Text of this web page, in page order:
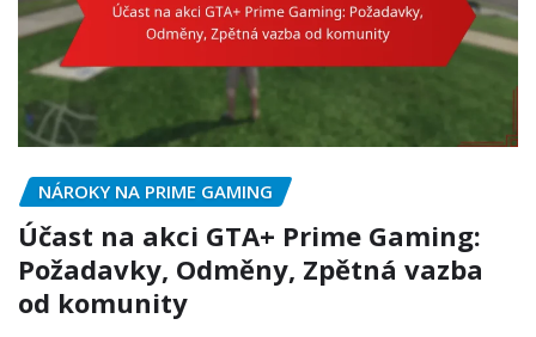
NÁROKY NA PRIME GAMING
Účast na akci GTA+ Prime Gaming:
Požadavky, Odměny, Zpětná vazba
od komunity